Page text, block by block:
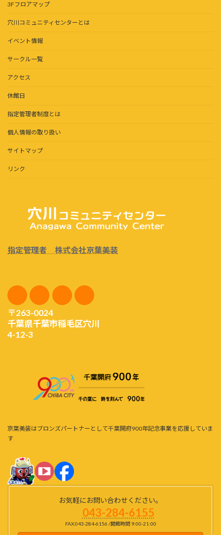
3Fフロアマップ
穴川コミュニティセンターとは
イベント情報
サークル一覧
アクセス
休館日
指定管理者制度とは
個人情報の取り扱い
サイトマップ
リンク
指定管理者 株式会社京葉美装
〒263-0024
千葉県千葉市稲毛区穴川
4-12-3
京葉美装はブロンズパートナーとして千葉開府900年記念事業を応援していま
す
お気軽にお問い合わせください。
043-284-6155
FAX.043-284-6156 /開館時間 9:00-21:00